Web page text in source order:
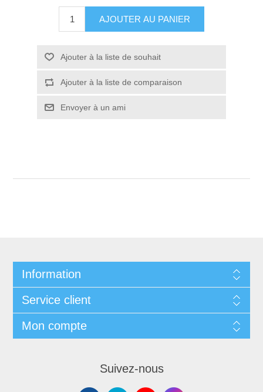
AJOUTER AU PANIER
Ajouter à la liste de souhait
Ajouter à la liste de comparaison
Envoyer à un ami
Information
Service client
Mon compte
Suivez-nous